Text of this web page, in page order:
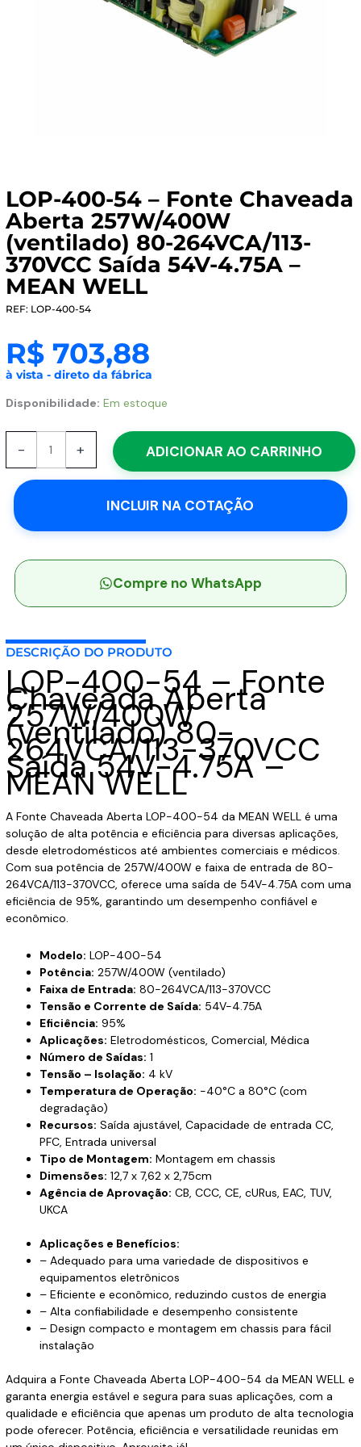
LOP-400-54 – Fonte Chaveada
Aberta 257W/400W
(ventilado) 80-264VCA/113-
370VCC Saída 54V-4.75A –
MEAN WELL
REF: LOP-400-54
R$703,88
à vista - direto da fábrica
Disponibilidade: Em estoque
-
LOP-
Fonte
Chaveada
Aberta
257W/400W
80-
264VCA/113-
370VCC
4.75A
-
MEAN
WELL
quantidade
+ ADICIONAR AO CARRINHO
INCLUIR NA COTAÇÃO
Compre no WhatsApp
DESCRIÇÃO DO PRODUTO
LOP-400-54 – Fonte
Chaveada Aberta
257W/400W
(ventilado) 80-
264VCA/113-370VCC
Saída 54V-4.75A –
MEAN WELL
A Fonte Chaveada Aberta LOP-400-54 da MEAN WELL é uma
solução de alta potência e eficiência para diversas aplicações,
desde eletrodomésticos até ambientes comerciais e médicos.
Com sua potência de 257W/400W e faixa de entrada de 80-
264VCA/113-370VCC, oferece uma saída de 54V-4.75A com uma
eficiência de 95%, garantindo um desempenho confiável e
econômico.
Modelo: LOP-400-54
Potência: 257W/400W (ventilado)
Faixa de Entrada: 80-264VCA/113-370VCC
Tensão e Corrente de Saída: 54V-4.75A
Eficiência: 95%
Aplicações: Eletrodomésticos, Comercial, Médica
Número de Saídas: 1
Tensão – Isolação: 4 kV
Temperatura de Operação: -40°C a 80°C (com
degradação)
Recursos: Saída ajustável, Capacidade de entrada CC,
PFC, Entrada universal
Tipo de Montagem: Montagem em chassis
Dimensões: 12,7 x 7,62 x 2,75cm
Agência de Aprovação: CB, CCC, CE, cURus, EAC, TUV,
UKCA
Aplicações e Benefícios:
– Adequado para uma variedade de dispositivos e
equipamentos eletrônicos
– Eficiente e econômico, reduzindo custos de energia
– Alta confiabilidade e desempenho consistente
– Design compacto e montagem em chassis para fácil
instalação
Adquira a Fonte Chaveada Aberta LOP-400-54 da MEAN WELL e
garanta energia estável e segura para suas aplicações, com a
qualidade e eficiência que apenas um produto de alta tecnologia
pode oferecer. Potência, eficiência e versatilidade reunidas em